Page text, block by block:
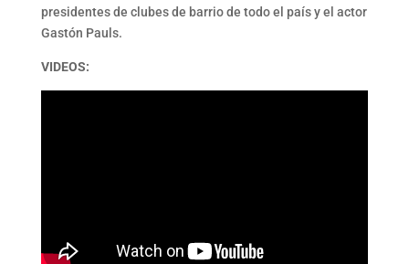
presidentes de clubes de barrio de todo el país y el actor
Gastón Pauls.
VIDEOS: